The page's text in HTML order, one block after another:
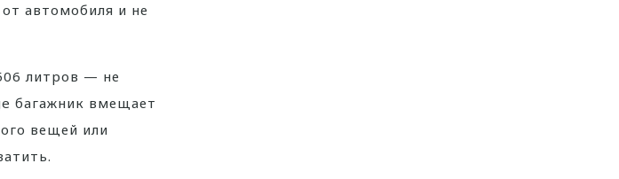
автомобиля и не
литров — не
багажник вмещает
вещей или